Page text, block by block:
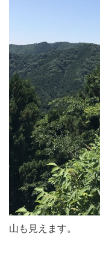
山も見えます。